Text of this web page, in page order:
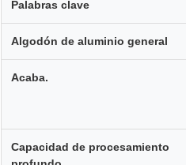
Palabras clave
Algodón de aluminio general
Acaba.
Capacidad de procesamiento